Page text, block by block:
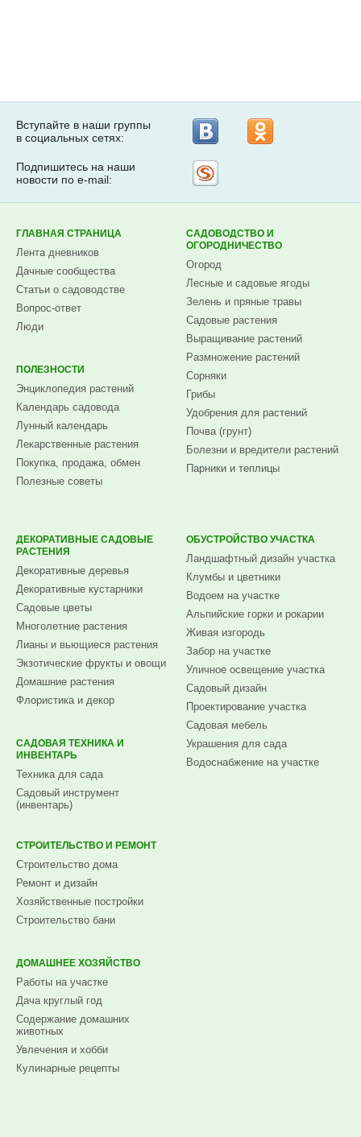
Вступайте в наши группы
в социальных сетях:
Подпишитесь на наши
новости по e-mail:
ГЛАВНАЯ СТРАНИЦА
Лента дневников
Дачные сообщества
Статьи о садоводстве
Вопрос-ответ
Люди
ПОЛЕЗНОСТИ
Энциклопедия растений
Календарь садовода
Лунный календарь
Лекарственные растения
Покупка, продажа, обмен
Полезные советы
САДОВОДСТВО И
ОГОРОДНИЧЕСТВО
Огород
Лесные и садовые ягоды
Зелень и пряные травы
Садовые растения
Выращивание растений
Размножение растений
Сорняки
Грибы
Удобрения для растений
Почва (грунт)
Болезни и вредители растений
Парники и теплицы
ДЕКОРАТИВНЫЕ САДОВЫЕ
РАСТЕНИЯ
Декоративные деревья
Декоративные кустарники
Садовые цветы
Многолетние растения
Лианы и вьющиеся растения
Экзотические фрукты и овощи
Домашние растения
Флористика и декор
САДОВАЯ ТЕХНИКА И
ИНВЕНТАРЬ
Техника для сада
Садовый инструмент
(инвентарь)
ОБУСТРОЙСТВО УЧАСТКА
Ландшафтный дизайн участка
Клумбы и цветники
Водоем на участке
Альпийские горки и рокарии
Живая изгородь
Забор на участке
Уличное освещение участка
Садовый дизайн
Проектирование участка
Садовая мебель
Украшения для сада
Водоснабжение на участке
СТРОИТЕЛЬСТВО И РЕМОНТ
Строительство дома
Ремонт и дизайн
Хозяйственные постройки
Строительство бани
ДОМАШНЕЕ ХОЗЯЙСТВО
Работы на участке
Дача круглый год
Содержание домашних
животных
Увлечения и хобби
Кулинарные рецепты